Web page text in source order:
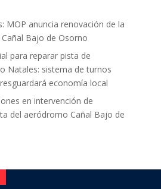
MOP anuncia renovación de la
Bajo de Osorno
para reparar pista de
Natales: sistema de turnos
economía local
en intervención de
del aeródromo Cañal Bajo de